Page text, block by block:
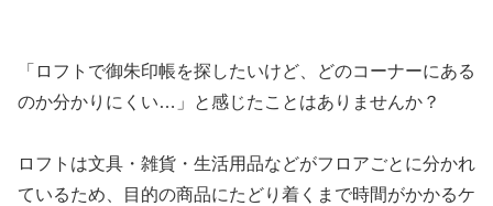
「ロフトで御朱印帳を探したいけど、どのコーナーにある
のか分かりにくい…」と感じたことはありませんか？
ロフトは文具・雑貨・生活用品などがフロアごとに分かれ
ているため、目的の商品にたどり着くまで時間がかかるケ